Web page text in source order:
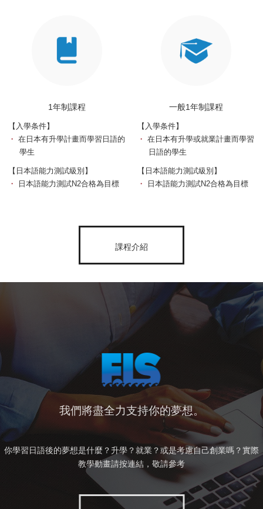
1年制課程
【入學条件】
・ 在日本有升學計畫而學習日語的
學生
【日本語能力測試級別】
・
日本語能力測試N2合格為目標
一般1年制課程
【入學条件】
・ 在日本有升學或就業計畫而學習
日語的學生
【日本語能力測試級別】
・
日本語能力測試N2合格為目標
課程介紹
我們將盡全力支持你的夢想。
你學習日語後的夢想是什麼？升學？就業？或是考慮自己創業嗎？實際
教學動畫請按連結，敬請參考